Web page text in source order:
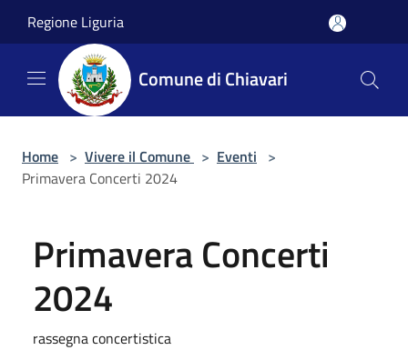
Regione Liguria
Comune di Chiavari
Home > Vivere il Comune > Eventi >
Primavera Concerti 2024
Primavera Concerti
2024
rassegna concertistica